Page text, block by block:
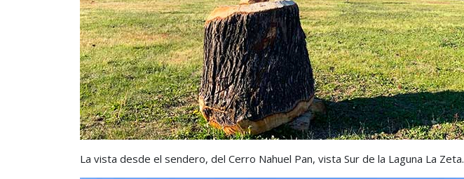
La vista desde el sendero, del Cerro Nahuel Pan, vista Sur de la Laguna La Zeta.